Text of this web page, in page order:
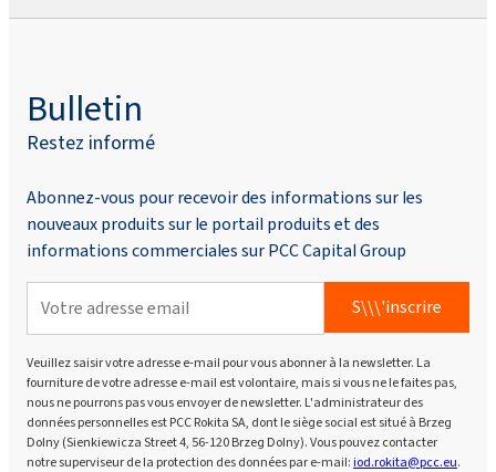
Bulletin
Restez informé
Abonnez-vous pour recevoir des informations sur les
nouveaux produits sur le portail produits et des
informations commerciales sur PCC Capital Group
S\\\'inscrire
Veuillez saisir votre adresse e-mail pour vous abonner à la newsletter. La
fourniture de votre adresse e-mail est volontaire, mais si vous ne le faites pas,
nous ne pourrons pas vous envoyer de newsletter. L'administrateur des
données personnelles est PCC Rokita SA, dont le siège social est situé à Brzeg
Dolny (Sienkiewicza Street 4, 56-120 Brzeg Dolny). Vous pouvez contacter
notre superviseur de la protection des données par e-mail:iod.rokita@pcc.eu.